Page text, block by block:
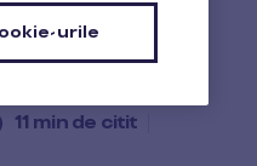
sa
11 min de citit
urile